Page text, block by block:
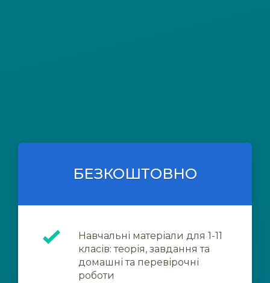
БЕЗКОШТОВНО
Навчальні матеріали для 1-11
класів: теорія, завдання та
домашні та перевірочні
роботи